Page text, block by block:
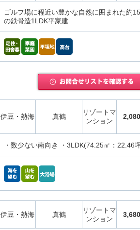
ゴルフ場に程近い豊かな自然に囲まれた約
の鉄骨造1LDK平家建
伊豆・熱海 真鶴
リゾートマ
ンション
・数少ない南向き ・3LDK(74.25㎡：22.46
伊豆・熱海 真鶴
リゾートマ
ンション